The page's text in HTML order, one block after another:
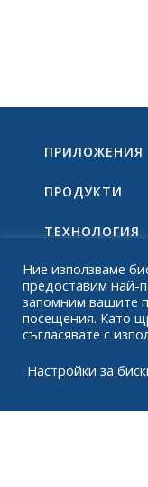
ПРИЛОЖЕНИЯ
ПРОДУКТИ
ТЕХНОЛОГИЯ
РЕСУРСИ
ОТНОСНО
Ние използваме
предоставим най-
запомним вашите
посещения. Като
съгласявате с
Настройки за